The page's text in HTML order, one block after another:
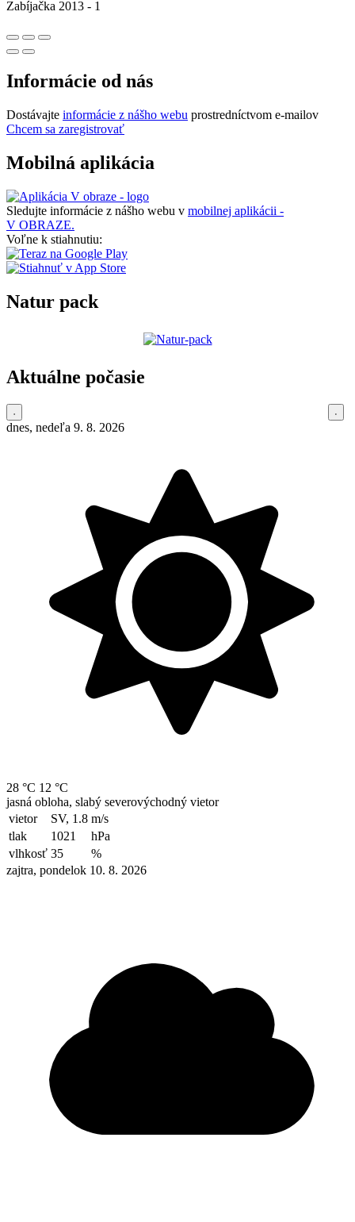
Zabíjačka 2013 - 1
Informácie od nás
Dostávajte informácie z nášho webu prostredníctvom e-mailov
Chcem sa zaregistrovať
Mobilná aplikácia
Sledujte informácie z nášho webu v mobilnej aplikácii -
V OBRAZE.
Voľne k stiahnutiu:
Natur pack
Aktuálne počasie
dnes, nedeľa 9. 8. 2026
28 °C 12 °C
jasná obloha, slabý severovýchodný vietor
vietor
SV, 1.8 m/s
tlak
1021
hPa
vlhkosť 35
%
zajtra, pondelok 10. 8. 2026